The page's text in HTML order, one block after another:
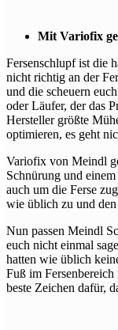
Mit Variofix
Fersenschlupf ist die
nicht richtig an der
und die scheuern
oder Läufer, der das
Hersteller größte
optimieren, es geht
Variofix von Meindl
Schnürung und
auch um die Ferse
wie üblich zu und
Nun passen Meindl
euch nicht einmal
hatten wie üblich
Fuß im Fersenbereich
beste Zeichen dafür,